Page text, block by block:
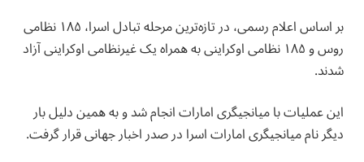
بر اساس اعلام رسمی، در تازه‌ترین مرحله تبادل اسرا، ۱۸۵ نظامی
روس و ۱۸۵ نظامی اوکراینی به همراه یک غیرنظامی اوکراینی آزاد
شدند.
این عملیات با میانجیگری امارات انجام شد و به همین دلیل بار
دیگر نام میانجیگری امارات اسرا در صدر اخبار جهانی قرار گرفت.